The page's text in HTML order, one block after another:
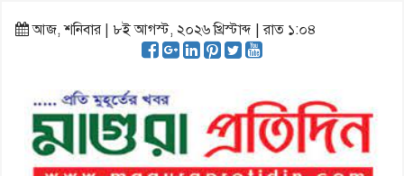
আজ, শনিবার | ৮ই আগস্ট, ২০২৬ খ্রিস্টাব্দ | রাত ১:০৪